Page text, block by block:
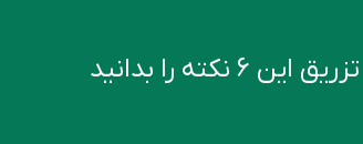
را بدانید